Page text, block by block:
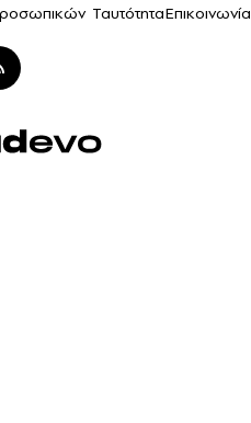
ΤαυτότηταΕπικοινωνία